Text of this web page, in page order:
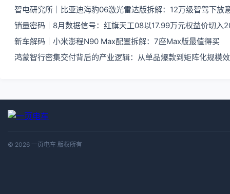
智电研究所｜比亚迪海豹06激光雷达版拆解：12万级智驾下放
销量密码｜8月数据信号：红旗天工08以17.99万元权益价切入
新车解码｜小米澎程N90 Max配置拆解：7座Max版最值得买
鸿蒙智行密集交付背后的产业逻辑：从单品爆款到矩阵化规模
© 2026 一页电车 版权所有